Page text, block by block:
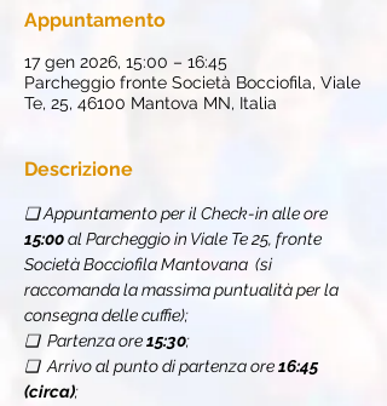
Appuntamento
17 gen 2026, 15:00 – 16:45
Parcheggio fronte Società Bocciofila, Viale
Te, 25, 46100 Mantova MN, Italia
Descrizione
❏ Appuntamento per il Check-in alle ore
15:00 al Parcheggio in Viale Te 25, fronte
Società Bocciofila Mantovana (si
raccomanda la massima puntualità per la
consegna delle cuffie);
❏  Partenza ore 15:30;
❏  Arrivo al punto di partenza ore 16:45
(circa);